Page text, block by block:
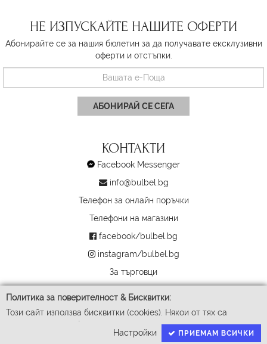
Политика за поверителност & Бисквитки:
Този сайт използва бисквитки (cookies). Някои от тях са
задължителни за функционирането му, докато други ни
помагат да подобрим Вашето преживяване. За да доставим
Настройки ПРИЕМАМ ВСИЧКИ
НЕ ИЗПУСКАЙТЕ НАШИТЕ ОФЕРТИ
Абонирайте се за нашия бюлетин за да получавате ексклузивни
оферти и отстъпки.
АБОНИРАЙ СЕ СЕГА
КОНТАКТИ
Facebook Messenger
info@bulbel.bg
Телефон за онлайн поръчки
Телефони на магазини
facebook/bulbel.bg
instagram/bulbel.bg
За търговци